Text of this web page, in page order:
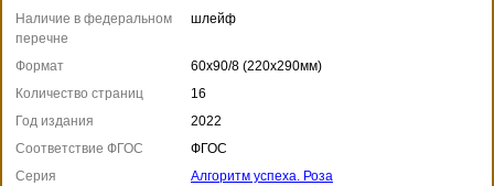
Наличие в федеральном
перечне
шлейф
Формат
60x90/8 (220x290мм)
Количество страниц
16
Год издания
2022
Соответствие ФГОС
ФГОС
Серия
Алгоритм успеха. Роза